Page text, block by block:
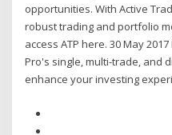
opportunities. With Active
robust trading and portfolio
access ATP here. 30 May
Pro's single, multi-trade, and
enhance your investing